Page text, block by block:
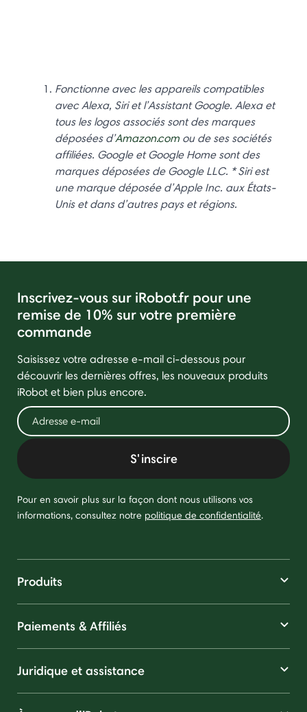
Fonctionne avec les appareils compatibles
avec Alexa, Siri et l’Assistant Google. Alexa et
tous les logos associés sont des marques
déposées d’Amazon.com ou de ses sociétés
affiliées. Google et Google Home sont des
marques déposées de Google LLC. * Siri est
une marque déposée d’Apple Inc. aux États-
Unis et dans d’autres pays et régions.
Inscrivez-vous sur iRobot.fr pour une
remise de 10% sur votre première
commande
Saisissez votre adresse e-mail ci-dessous pour
découvrir les dernières offres, les nouveaux produits
iRobot et bien plus encore.
S'inscire
Pour en savoir plus sur la façon dont nous utilisons vos
informations, consultez notre politique de confidentialité.
Produits
Paiements & Affiliés
Juridique et assistance